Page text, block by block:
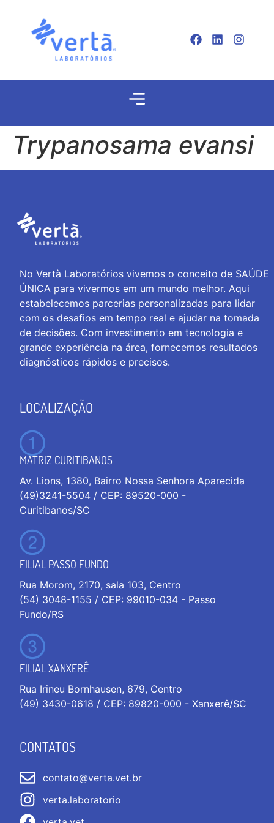
Trypanosama evansi
No Vertà Laboratórios vivemos o conceito de SAÚDE
ÚNICA para vivermos em um mundo melhor. Aqui
estabelecemos parcerias personalizadas para lidar
com os desafios em tempo real e ajudar na tomada
de decisões. Com investimento em tecnologia e
grande experiência na área, fornecemos resultados
diagnósticos rápidos e precisos.
LOCALIZAÇÃO
MATRIZ CURITIBANOS
Av. Lions, 1380, Bairro Nossa Senhora Aparecida
(49)3241-5504 / CEP: 89520-000 -
Curitibanos/SC
FILIAL PASSO FUNDO
Rua Morom, 2170, sala 103, Centro
(54) 3048-1155 / CEP: 99010-034 - Passo
Fundo/RS
FILIAL XANXERÊ
Rua Irineu Bornhausen, 679, Centro
(49) 3430-0618 / CEP: 89820-000 - Xanxerê/SC
CONTATOS
contato@verta.vet.br
verta.laboratorio